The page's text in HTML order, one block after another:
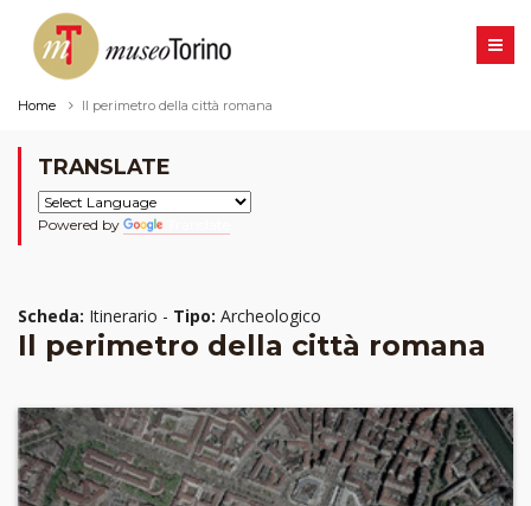
Home Il perimetro della città romana
TRANSLATE
Powered by
Scheda: Itinerario - Tipo: Archeologico
Il perimetro della città romana